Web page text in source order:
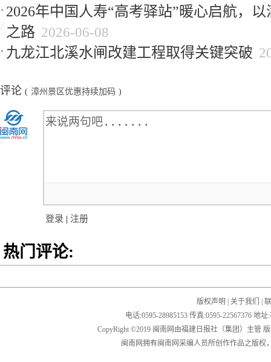
2026年中国人寿“高考驿站”暖心启航，
之路 2026-06-08
九龙江北溪水闸改建工程取得关键突破
评论 ( 漳州景区优惠持续加码 )
登录 | 注册
热门评论:
版权声明 关于我们
电话:0595-28985153 传真:0595-22567376 地
CopyRight ©2019 闽南网由福建日报社（集团）主管
闽南网拥有闽南网采编人员所创作作品之版